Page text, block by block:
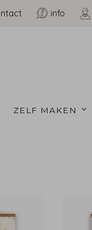
info
ZELF MAKEN